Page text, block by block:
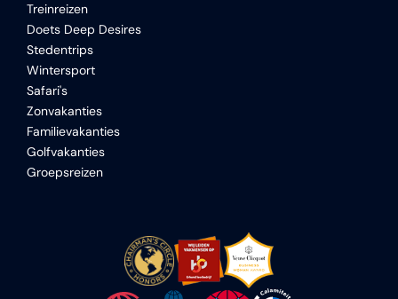
Treinreizen
Doets Deep Desires
Stedentrips
Wintersport
Safari's
Zonvakanties
Familievakanties
Golfvakanties
Groepsreizen